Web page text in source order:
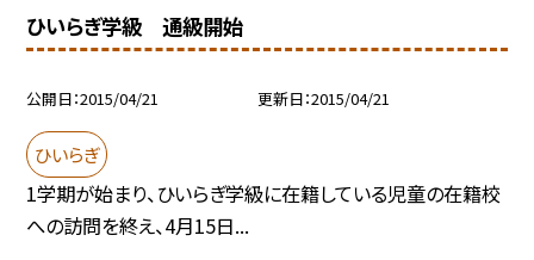
ひいらぎ学級 通級開始
公開日 2015/04/21 更新日 2015/04/21
ひいらぎ
1学期が始まり、ひいらぎ学級に在籍している児童の在籍校
への訪問を終え、4月15日...